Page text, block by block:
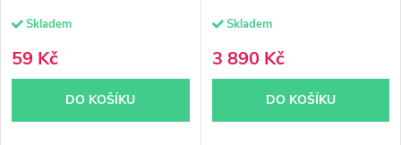
Skladem
59 Kč
DO KOŠÍKU
Skladem
3 890 Kč
DO KOŠÍKU